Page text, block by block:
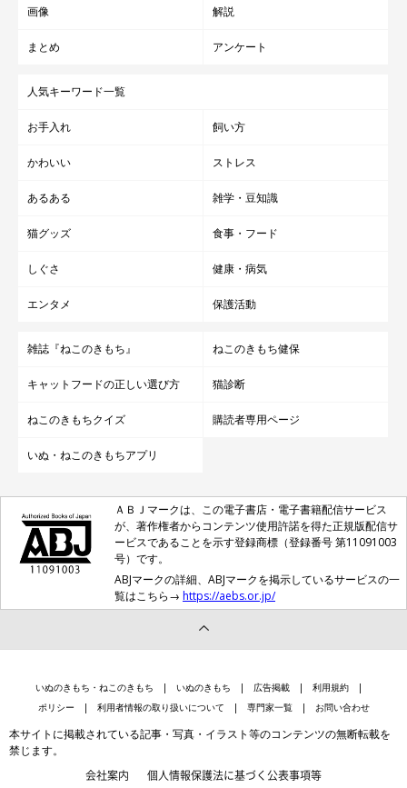
画像 解説
まとめ アンケート
人気キーワード一覧
お手入れ 飼い方
かわいい ストレス
あるある 雑学・豆知識
猫グッズ 食事・フード
しぐさ 健康・病気
エンタメ 保護活動
雑誌『ねこのきもち』 ねこのきもち健保
キャットフードの正しい選び方 猫診断
ねこのきもちクイズ 購読者専用ページ
いぬ・ねこのきもちアプリ
ＡＢＪマークは、この電子書店・電子書籍配信サービス
が、著作権者からコンテンツ使用許諾を得た正規版配信サ
ービスであることを示す登録商標（登録番号 第11091003
号）です。
ABJマークの詳細、ABJマークを掲示しているサービスの一
覧はこちら→ https://aebs.or.jp/
いぬのきもち・ねこのきもち いぬのきもち 広告掲載
利用規約
ポリシー
利用者情報の取り扱いについて 専門家一覧 お問い合わせ
本サイトに掲載されている記事・写真・イラスト等のコンテンツの無断転載を
禁じます。
会社案内 個人情報保護法に基づく公表事項等